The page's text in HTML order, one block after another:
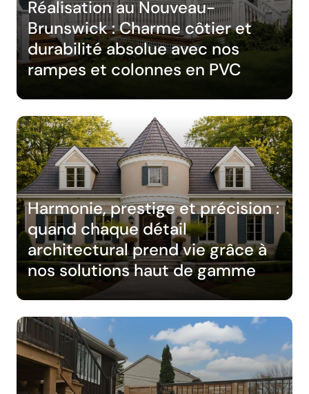
Réalisation au Nouveau-
Brunswick : Charme côtier et
durabilité absolue avec nos
rampes et colonnes en PVC
Harmonie, prestige et précision :
quand chaque détail
architectural prend vie grâce à
nos solutions haut de gamme